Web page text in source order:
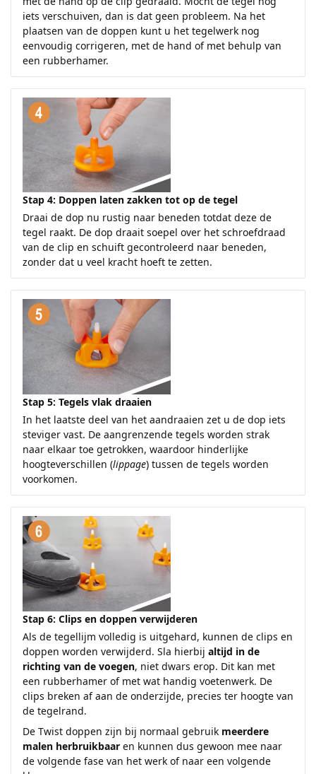
iets verschuiven, dan is dat geen probleem. Na het
plaatsen van de doppen kunt u het tegelwerk nog
eenvoudig corrigeren, met de hand of met behulp van
een rubberhamer.
Stap 4: Doppen laten zakken tot op de tegel
Draai de dop nu rustig naar beneden totdat deze de
tegel raakt. De dop draait soepel over het schroefdraad
van de clip en schuift gecontroleerd naar beneden,
zonder dat u veel kracht hoeft te zetten.
Stap 5: Tegels vlak draaien
In het laatste deel van het aandraaien zet u de dop iets
steviger vast. De aangrenzende tegels worden strak
naar elkaar toe getrokken, waardoor hinderlijke
hoogteverschillen (lippage) tussen de tegels worden
voorkomen.
Stap 6: Clips en doppen verwijderen
Als de tegellijm volledig is uitgehard, kunnen de clips en
doppen worden verwijderd. Sla hierbij altijd in de
richting van de voegen, niet dwars erop. Dit kan met
een rubberhamer of met wat handig voetenwerk. De
clips breken af aan de onderzijde, precies ter hoogte van
de tegelrand.
De Twist doppen zijn bij normaal gebruik meerdere
malen herbruikbaar en kunnen dus gewoon mee naar
de volgende fase van het werk of naar een volgende